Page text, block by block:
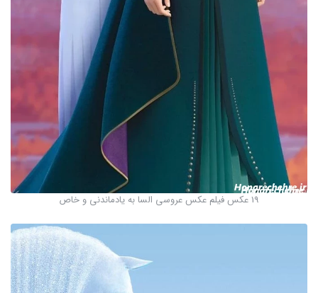
19 عکس فیلم عکس عروسی السا به یادماندنی و خاص